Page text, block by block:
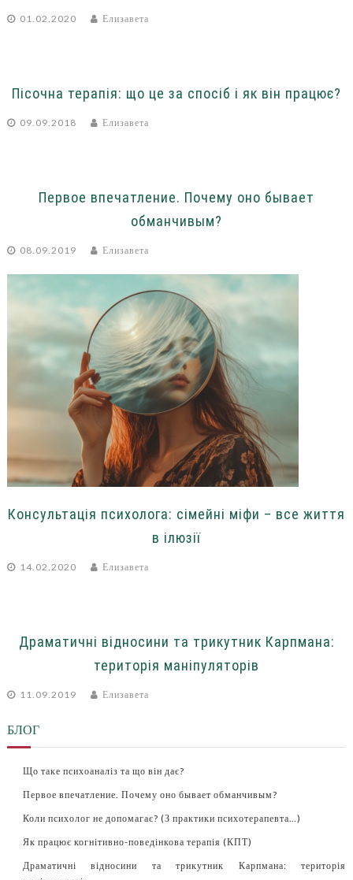
01.02.2020 Елизавета
Пісочна терапія: що це за спосіб і як він працює?
09.09.2018 Елизавета
Первое впечатление. Почему оно бывает
обманчивым?
08.09.2019 Елизавета
Консультація психолога: сімейні міфи – все життя
в ілюзії
14.02.2020 Елизавета
Драматичні відносини та трикутник Карпмана:
територія маніпуляторів
11.09.2019 Елизавета
БЛОГ
Що таке психоаналіз та що він дає?
Первое впечатление. Почему оно бывает обманчивым?
Коли психолог не допомагає? (З практики психотерапевта…)
Як працює когнітивно-поведінкова терапія (КПТ)
Драматичні відносини та трикутник Карпмана: територія